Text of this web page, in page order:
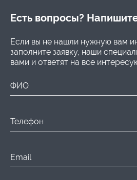
Есть вопросы?
Если вы не нашли нужную вам
заполните заявку, наши
вами и ответят на все
ФИО
Телефон
Email